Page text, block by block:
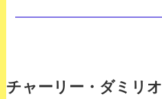
チャーリー・ダミリ